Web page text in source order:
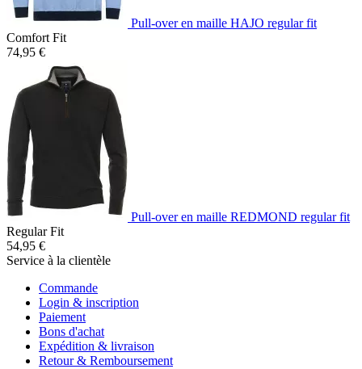
Pull-over en maille HAJO regular fit
Comfort Fit
74,95 €
Pull-over en maille REDMOND regular fit
Regular Fit
54,95 €
Service à la clientèle
Commande
Login & inscription
Paiement
Bons d'achat
Expédition & livraison
Retour & Remboursement